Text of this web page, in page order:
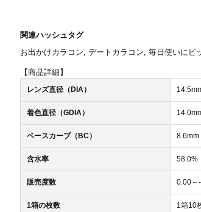
関連ハッシュタグ
お出かけカラコン, デートカラコン, 毎日使いにピ
【商品詳細】
レンズ直径（DIA）
着色直径（GDIA）
ベースカーブ（BC） 8.6mm
含水率 58.0%
販売度数 0.00～
1箱の枚数 1箱10